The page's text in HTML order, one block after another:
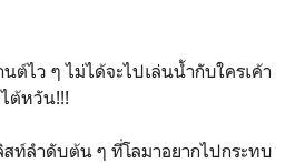
ต์ไว ๆ ไม่ได้จะไปเล่นน้ำกับใครเค้า
ต้หวัน!!!
ท์ลำดับต้น ๆ ที่โลมาอยากไปกระทบ